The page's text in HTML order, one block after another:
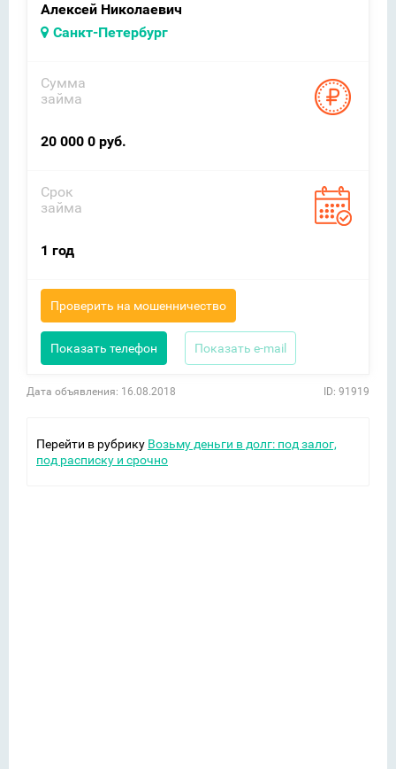
Алексей Николаевич
Санкт-Петербург
Сумма
займа
20 000 0 руб.
Срок
займа
1 год
Проверить на мошенничество
Показать телефон Показать e-mail
Дата объявления: 16.08.2018 ID: 91919
Перейти в рубрику Возьму деньги в долг: под залог,
под расписку и срочно